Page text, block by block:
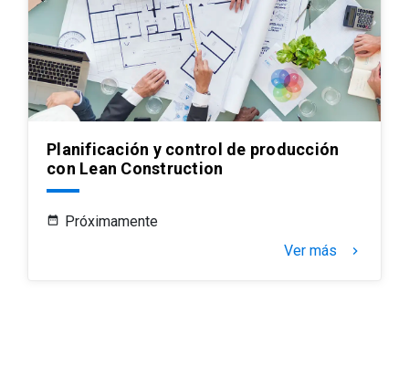
Planificación y control de producción
con Lean Construction
Próximamente
Ver más
keyboard_arrow_right